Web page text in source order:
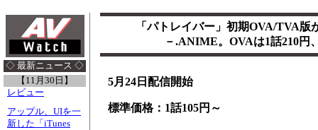
◇ 最新ニュース ◇
【11月30日】
レビュー
アップル、UIを一
新した「iTunes
「パトレイバー」初期OVA/TVA版
－.ANIME。OVAは1話210円
5月24日配信開始
標準価格：1話105円～